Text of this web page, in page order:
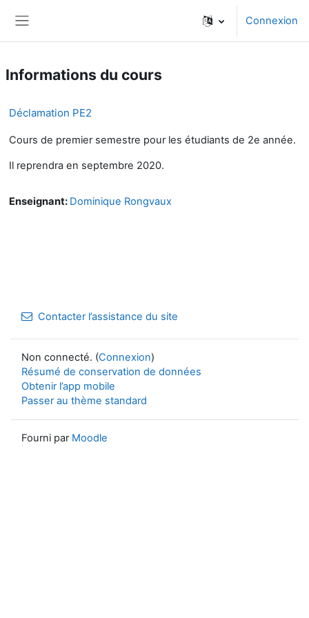
Connexion
Informations du cours
Déclamation PE2
Cours de premier semestre pour les étudiants de 2e année.
Il reprendra en septembre 2020.
Enseignant: Dominique Rongvaux
Contacter l’assistance du site
Non connecté. (Connexion)
Résumé de conservation de données
Obtenir l’app mobile
Passer au thème standard
Fourni par Moodle